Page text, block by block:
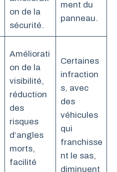
on de la
sécurité.
ment du
panneau.
Améliorati
on de la
visibilité,
réduction
des
risques
d’angles
morts,
facilité
Certaines
infraction
s, avec
des
véhicules
qui
franchisse
nt le sas,
diminuent